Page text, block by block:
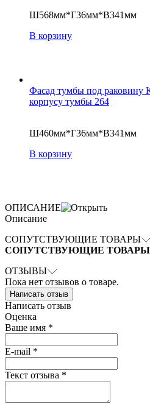
Ш568мм*Г36мм*В341мм
В корзину
Фасад тумбы под раковину
корпусу тумбы 264
Ш460мм*Г36мм*В341мм
В корзину
ОПИСАНИЕ
Описание
СОПУТСТВУЮЩИЕ ТОВАРЫ
СОПУТСТВУЮЩИЕ ТОВАРЫ
ОТЗЫВЫ
Пока нет отзывов о товаре.
Написать отзыв
Написать отзыв
Оценка
Ваше имя *
E-mail *
Текст отзыва *